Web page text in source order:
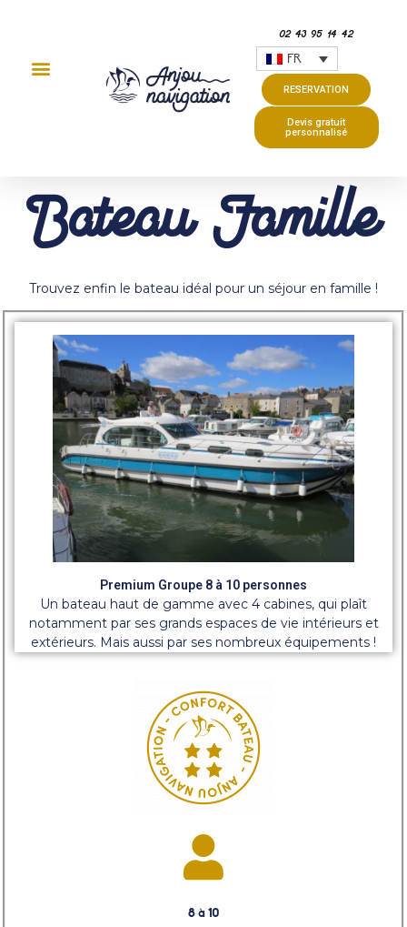
02 43 95 14 42
FR
RESERVATION
Devis gratuit
personnalisé
Bateau Famille
Trouvez enfin le bateau idéal pour un séjour en famille !
Premium Groupe 8 à 10 personnes
Un bateau haut de gamme avec 4 cabines, qui plaît
notamment par ses grands espaces de vie intérieurs et
extérieurs. Mais aussi par ses nombreux équipements !
8 à 10